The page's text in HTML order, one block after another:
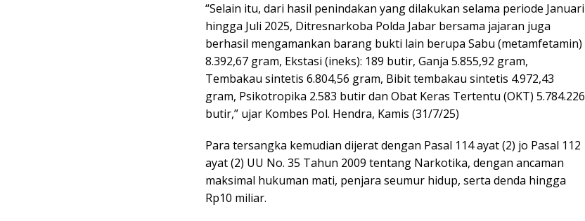
“Selain itu, dari hasil penindakan yang dilakukan selama periode Januari
hingga Juli 2025, Ditresnarkoba Polda Jabar bersama jajaran juga
berhasil mengamankan barang bukti lain berupa Sabu (metamfetamin)
8.392,67 gram, Ekstasi (ineks): 189 butir, Ganja 5.855,92 gram,
Tembakau sintetis 6.804,56 gram, Bibit tembakau sintetis 4.972,43
gram, Psikotropika 2.583 butir dan Obat Keras Tertentu (OKT) 5.784.226
butir,” ujar Kombes Pol. Hendra, Kamis (31/7/25)
Para tersangka kemudian dijerat dengan Pasal 114 ayat (2) jo Pasal 112
ayat (2) UU No. 35 Tahun 2009 tentang Narkotika, dengan ancaman
maksimal hukuman mati, penjara seumur hidup, serta denda hingga
Rp10 miliar.